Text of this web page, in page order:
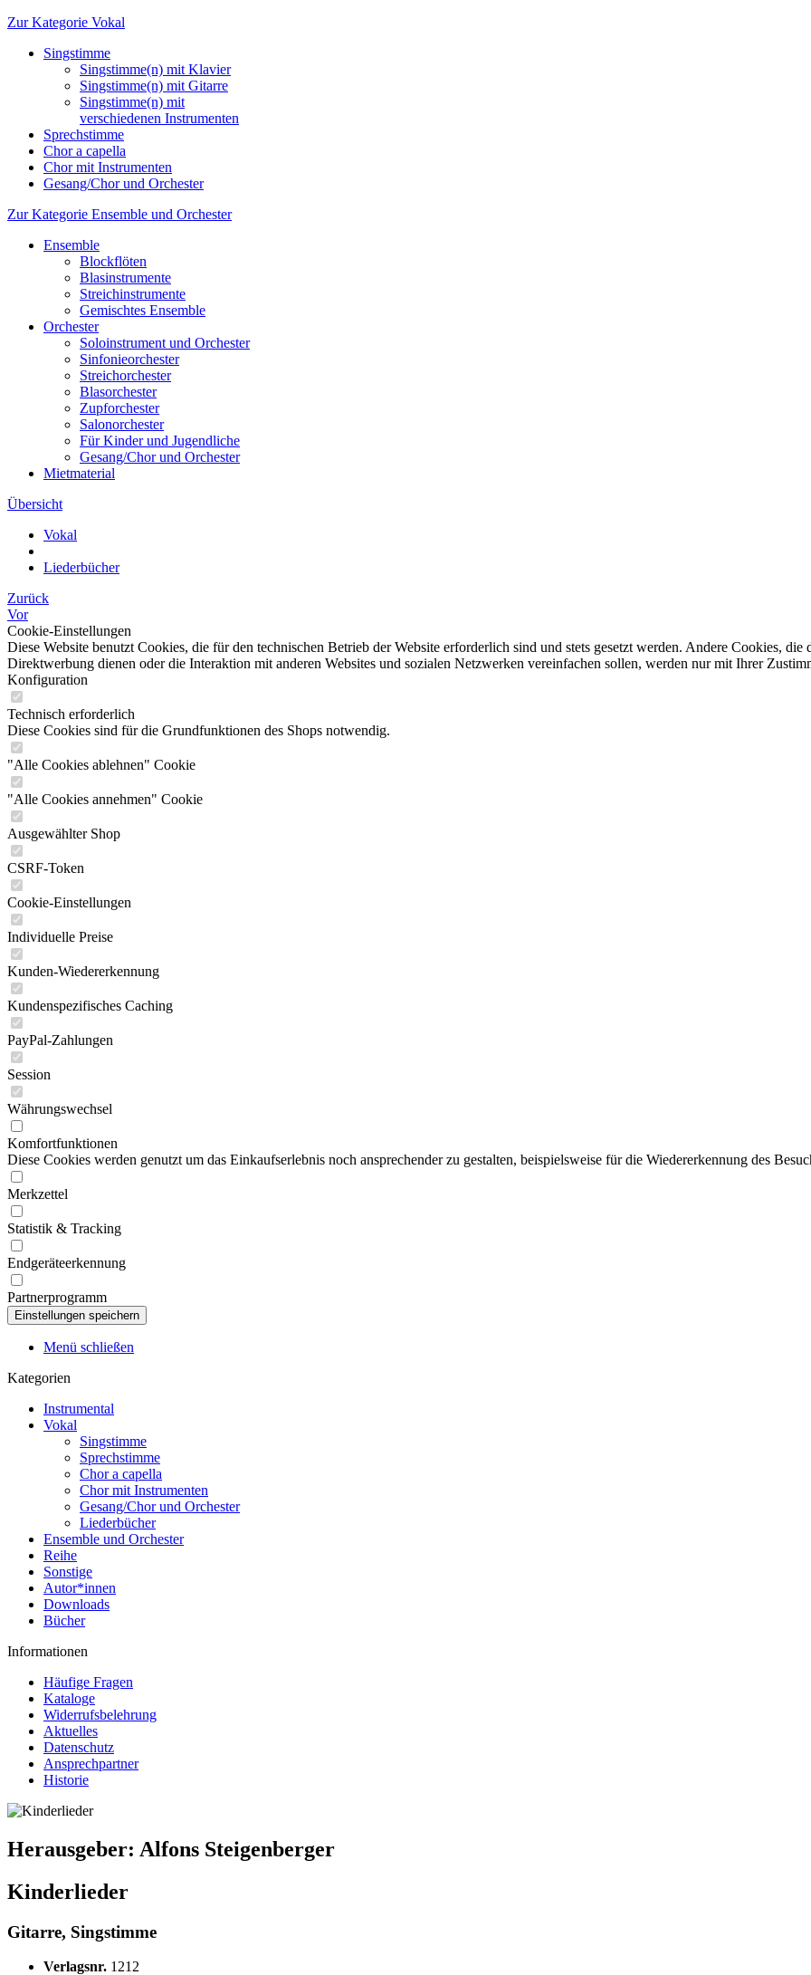
Zur Kategorie Vokal
Singstimme
Singstimme(n) mit Klavier
Singstimme(n) mit Gitarre
Singstimme(n) mit
verschiedenen Instrumenten
Sprechstimme
Chor a capella
Chor mit Instrumenten
Gesang/Chor und Orchester
Zur Kategorie Ensemble und Orchester
Ensemble
Blockflöten
Blasinstrumente
Streichinstrumente
Gemischtes Ensemble
Orchester
Soloinstrument und Orchester
Sinfonieorchester
Streichorchester
Blasorchester
Zupforchester
Salonorchester
Für Kinder und Jugendliche
Gesang/Chor und Orchester
Mietmaterial
Übersicht
Vokal
Liederbücher
Zurück
Vor
Cookie-Einstellungen
Diese Website benutzt Cookies, die für den technischen Betrieb der Website erforderlich sind und stets gesetzt werden. Andere Cookies,
Direktwerbung dienen oder die Interaktion mit anderen Websites und sozialen Netzwerken vereinfachen sollen, werden nur mit Ihrer
Konfiguration
Technisch erforderlich
Diese Cookies sind für die Grundfunktionen des Shops notwendig.
"Alle Cookies ablehnen" Cookie
"Alle Cookies annehmen" Cookie
Ausgewählter Shop
CSRF-Token
Cookie-Einstellungen
Individuelle Preise
Kunden-Wiedererkennung
Kundenspezifisches Caching
PayPal-Zahlungen
Session
Währungswechsel
Komfortfunktionen
Diese Cookies werden genutzt um das Einkaufserlebnis noch ansprechender zu gestalten, beispielsweise für die Wiedererkennung des
Merkzettel
Statistik & Tracking
Endgeräteerkennung
Partnerprogramm
Menü schließen
Kategorien
Instrumental
Vokal
Singstimme
Sprechstimme
Chor a capella
Chor mit Instrumenten
Gesang/Chor und Orchester
Liederbücher
Ensemble und Orchester
Reihe
Sonstige
Autor*innen
Downloads
Bücher
Informationen
Häufige Fragen
Kataloge
Widerrufsbelehrung
Aktuelles
Datenschutz
Ansprechpartner
Historie
Herausgeber: Alfons Steigenberger
Kinderlieder
Gitarre, Singstimme
Verlagsnr. 1212